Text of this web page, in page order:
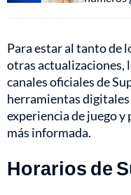
Para estar al tanto de
otras actualizaciones,
canales oficiales de
herramientas
experiencia de juego
más informada.
Horarios de